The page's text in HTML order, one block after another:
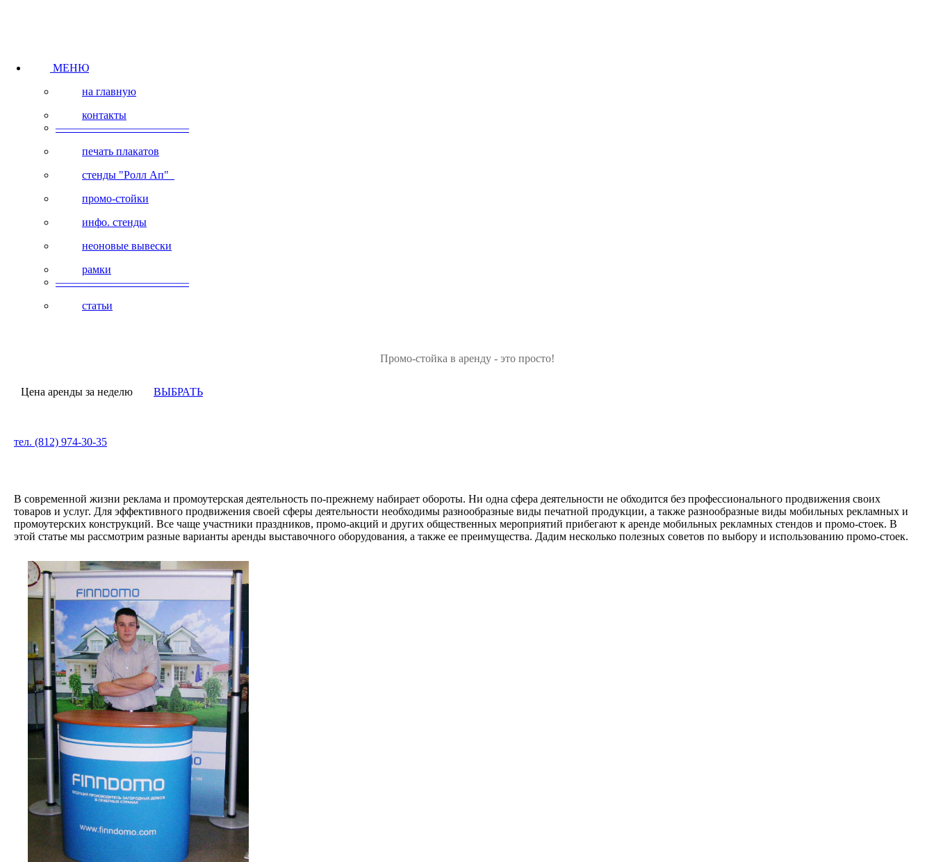
МЕНЮ
на главную
контакты
————————————
печать плакатов
стенды "Ролл Ап"
промо-стойки
инфо. стенды
неоновые вывески
рамки
————————————
статьи
Промо-стойка в аренду - это просто!
Цена аренды за неделю ВЫБРАТЬ
тел. (812) 974-30-35
В современной жизни реклама и промоутерская деятельность по-прежнему набирает обороты. Ни одна сфера деятельности не обходится без профессионального продвижения своих
товаров и услуг. Для эффективного продвижения своей сферы деятельности необходимы разнообразные виды печатной продукции, а также разнообразные виды мобильных рекламных и
промоутерских конструкций. Все чаще участники праздников, промо-акций и других общественных мероприятий прибегают к аренде мобильных рекламных стендов и промо-стоек. В
этой статье мы рассмотрим разные варианты аренды выставочного оборудования, а также ее преимущества. Дадим несколько полезных советов по выбору и использованию промо-стоек.